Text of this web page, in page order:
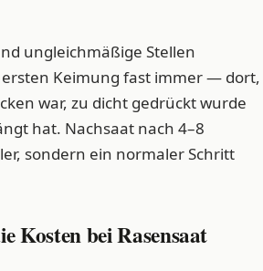
ungleichmäßige Stellen
Keimung fast immer — dort,
war, zu dicht gedrückt wurde
hat. Nachsaat nach 4–8
sondern ein normaler Schritt
Kosten bei Rasensaat